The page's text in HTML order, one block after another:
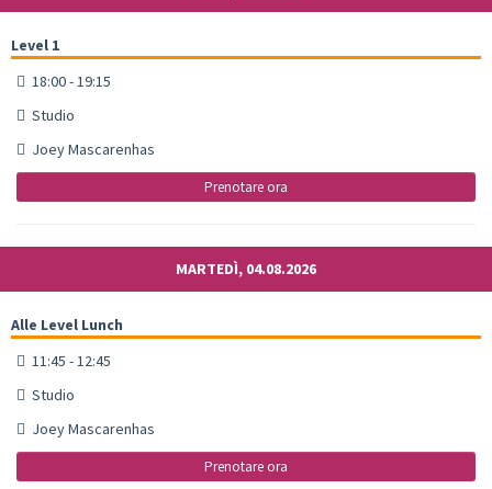
Level 1
18:00 - 19:15
Studio
Joey Mascarenhas
Prenotare ora
MARTEDÌ, 04.08.2026
Alle Level Lunch
11:45 - 12:45
Studio
Joey Mascarenhas
Prenotare ora